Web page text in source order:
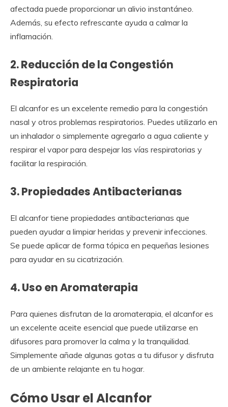
afectada puede proporcionar un alivio instantáneo.
Además, su efecto refrescante ayuda a calmar la
inflamación.
2. Reducción de la Congestión
Respiratoria
El alcanfor es un excelente remedio para la congestión
nasal y otros problemas respiratorios. Puedes utilizarlo en
un inhalador o simplemente agregarlo a agua caliente y
respirar el vapor para despejar las vías respiratorias y
facilitar la respiración.
3. Propiedades Antibacterianas
El alcanfor tiene propiedades antibacterianas que
pueden ayudar a limpiar heridas y prevenir infecciones.
Se puede aplicar de forma tópica en pequeñas lesiones
para ayudar en su cicatrización.
4. Uso en Aromaterapia
Para quienes disfrutan de la aromaterapia, el alcanfor es
un excelente aceite esencial que puede utilizarse en
difusores para promover la calma y la tranquilidad.
Simplemente añade algunas gotas a tu difusor y disfruta
de un ambiente relajante en tu hogar.
Cómo Usar el Alcanfor